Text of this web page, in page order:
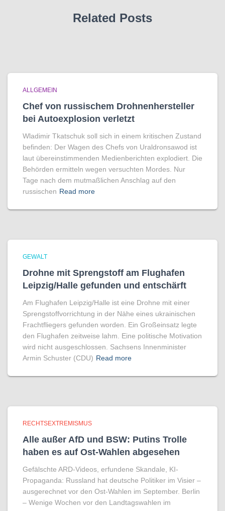
Related Posts
ALLGEMEIN
Chef von russischem Drohnenhersteller
bei Autoexplosion verletzt
Wladimir Tkatschuk soll sich in einem kritischen Zustand
befinden: Der Wagen des Chefs von Uraldronsawod ist
laut übereinstimmenden Medienberichten explodiert. Die
Behörden ermitteln wegen versuchten Mordes. Nur
Tage nach dem mutmaßlichen Anschlag auf den
russischen Read more
GEWALT
Drohne mit Sprengstoff am Flughafen
Leipzig/Halle gefunden und entschärft
Am Flughafen Leipzig/Halle ist eine Drohne mit einer
Sprengstoffvorrichtung in der Nähe eines ukrainischen
Frachtfliegers gefunden worden. Ein Großeinsatz legte
den Flughafen zeitweise lahm. Eine politische Motivation
wird nicht ausgeschlossen. Sachsens Innenminister
Armin Schuster (CDU) Read more
RECHTSEXTREMISMUS
Alle außer AfD und BSW: Putins Trolle
haben es auf Ost-Wahlen abgesehen
Gefälschte ARD-Videos, erfundene Skandale, KI-
Propaganda: Russland hat deutsche Politiker im Visier –
ausgerechnet vor den Ost-Wahlen im September. Berlin
– Wenige Wochen vor den Landtagswahlen im